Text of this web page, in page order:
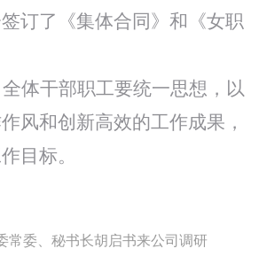
订了《集体合同》和《女职
体干部职工要统一思想，以
风和创新高效的工作成果，
目标。
常委、秘书长胡启书来公司调研